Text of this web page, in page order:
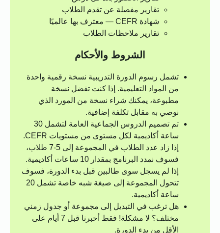
تقارير مفصلة عن تقدم الطلاب
شهادة CEFR — معترف بها عالميًا
تقارير ملاحظات الطلاب
الشروط والأحكام
تشمل رسوم الدورة التدريبية نسخة رقمية واحدة
من المواد التعليمية. إذا كنت تفضل نسخة
مطبوعة، يمكنك شراء نسخة من المورد الذي
نوصي به مقابل تكلفة إضافية.
تم تصميم الدروس الجماعية العامة لتشمل 30
ساعة أكاديمية لكل مستوى من مستويات CEFR.
إذا زاد عدد الطلاب في المجموعة إلى 5-7 طلاب،
فسوف نمدد البرنامج بمقدار 10 ساعات أكاديمية.
إذا لم يسجل سوى طالبين قبل بدء الدورة، فسوف
تتحول المجموعة إلى صيغة شبه خاصة تشمل 20
ساعة أكاديمية.
هل ترغب في التبديل إلى مجموعة أو جدول زمني
مختلف؟ لا مشكلة! فقط أخبرنا قبل 7 أيام على
الأقل من بدء الدورة.